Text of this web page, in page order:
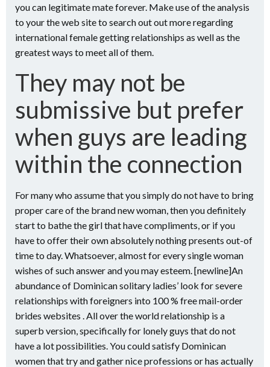
you can legitimate mate forever. Make use of the analysis
to your the web site to search out out more regarding
international female getting relationships as well as the
greatest ways to meet all of them.
They may not be
submissive but prefer
when guys are leading
within the connection
For many who assume that you simply do not have to bring
proper care of the brand new woman, then you definitely
start to bathe the girl that have compliments, or if you
have to offer their own absolutely nothing presents out-of
time to day. Whatsoever, almost for every single woman
wishes of such answer and you may esteem. [newline]An
abundance of Dominican solitary ladies’ look for severe
relationships with foreigners into 100 % free mail-order
brides websites . All over the world relationship is a
superb version, specifically for lonely guys that do not
have a lot possibilities. You could satisfy Dominican
women that try and gather nice professions or has actually